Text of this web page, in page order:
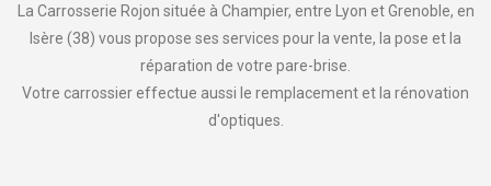
La Carrosserie Rojon située à Champier, entre Lyon et Grenoble, en
Isère (38) vous propose ses services pour la vente, la pose et la
réparation de votre pare-brise.
Votre carrossier effectue aussi le remplacement et la rénovation
d'optiques.